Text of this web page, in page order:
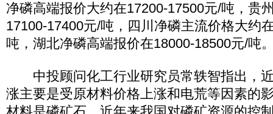
净磷高端报价大约在17200-17500元/吨，贵
17100-17400元/吨，四川净磷主流价格大约
吨，湖北净磷高端报价在18000-18500元/吨
中投顾问化工行业研究员常轶智指出，
涨主要是受原材料价格上涨和电荒等因素的